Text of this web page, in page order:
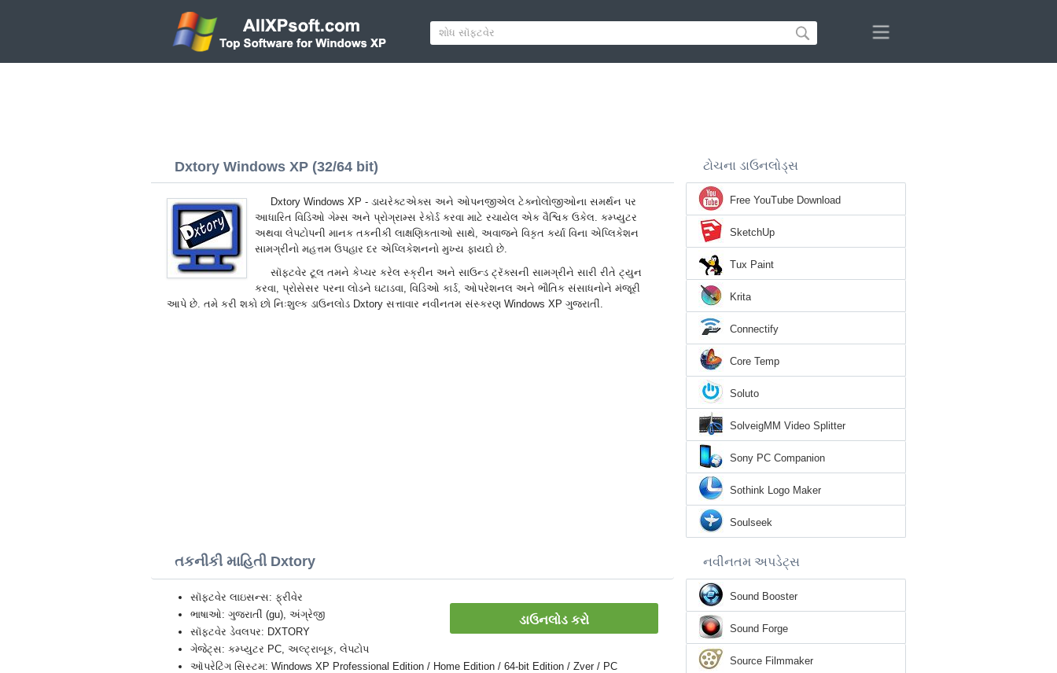
Dxtory Windows XP (32/64 bit)
Dxtory Windows XP - ડાયરેક્ટએક્સ અને ઓપનજીએલ ટેક્નોલોજીઓના સમર્થન પર
આધારિત વિડિઓ ગેમ્સ અને પ્રોગ્રામ્સ રેકોર્ડ કરવા માટે રચાયેલ એક વૈશ્વિક ઉકેલ. કમ્પ્યુટર
અથવા લેપટોપની માનક તકનીકી લાક્ષણિકતાઓ સાથે, અવાજને વિકૃત કર્યા વિના એપ્લિકેશન
સામગ્રીનો મહત્તમ ઉપહાર દર એપ્લિકેશનનો મુખ્ય ફાયદો છે.
સૉફ્ટવેર ટૂલ તમને કેપ્ચર કરેલ સ્ક્રીન અને સાઉન્ડ ટ્રૅક્સની સામગ્રીને સારી રીતે ટ્યુન
કરવા, પ્રોસેસર પરના લોડને ઘટાડવા, વિડિઓ કાર્ડ, ઓપરેશનલ અને ભૌતિક સંસાધનોને મંજૂરી
આપે છે. તમે કરી શકો છો નિઃશુલ્ક ડાઉનલોડ Dxtory સત્તાવાર નવીનતમ સંસ્કરણ Windows XP ગુજરાતીં.
તકનીકી માહિતી Dxtory
ડાઉનલોડ કરો
સૉફ્ટવેર લાઇસન્સ: ફ્રીવેર
ભાષાઓ: ગુજરાતીં (gu), અંગ્રેજી
સૉફ્ટવેર ડેવલપર: DXTORY
ગેજેટ્સ: કમ્પ્યુટર PC, અલ્ટ્રાબૂક, લેપટોપ
ઑપરેટિંગ સિસ્ટમ: Windows XP Professional Edition / Home Edition / 64-bit Edition / Zver / PC
ટોચના ડાઉનલોડ્સ
Free YouTube Download
SketchUp
Tux Paint
Krita
Connectify
Core Temp
Soluto
SolveigMM Video Splitter
Sony PC Companion
Sothink Logo Maker
Soulseek
નવીનતમ અપડેટ્સ
Sound Booster
Sound Forge
Source Filmmaker